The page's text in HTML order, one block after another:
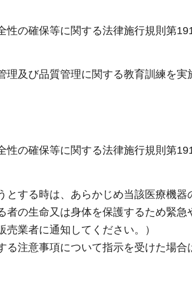
性の確保等に関する法律施行規則第
及び品質管理に関する教育訓練を実
性の確保等に関する法律施行規則第
とする時は、あらかじめ当該医療機
者の生命又は身体を保護するため緊
業者に通知してください。）
る注意事項について指示を受けた場